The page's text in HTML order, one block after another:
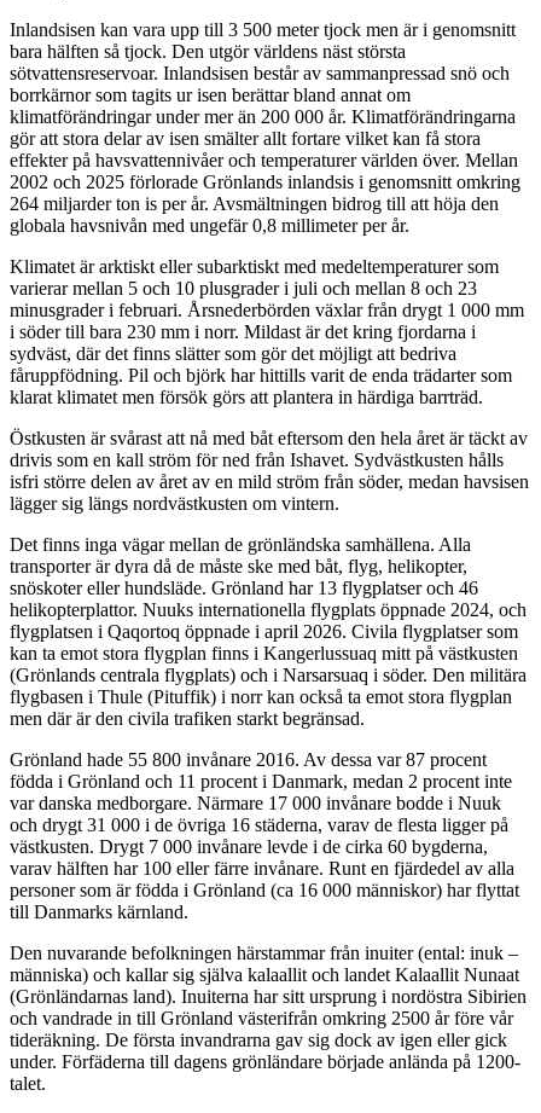
Inlandsisen kan vara upp till 3 500 meter tjock men är i genomsnitt
bara hälften så tjock. Den utgör världens näst största
sötvattensreservoar. Inlandsisen består av sammanpressad snö och
borrkärnor som tagits ur isen berättar bland annat om
klimatförändringar under mer än 200 000 år. Klimatförändringarna
gör att stora delar av isen smälter allt fortare vilket kan få stora
effekter på havsvattennivåer och temperaturer världen över. Mellan
2002 och 2025 förlorade Grönlands inlandsis i genomsnitt omkring
264 miljarder ton is per år. Avsmältningen bidrog till att höja den
globala havsnivån med ungefär 0,8 millimeter per år.
Klimatet är arktiskt eller subarktiskt med medeltemperaturer som
varierar mellan 5 och 10 plusgrader i juli och mellan 8 och 23
minusgrader i februari. Årsnederbörden växlar från drygt 1 000 mm
i söder till bara 230 mm i norr. Mildast är det kring fjordarna i
sydväst, där det finns slätter som gör det möjligt att bedriva
fåruppfödning. Pil och björk har hittills varit de enda trädarter som
klarat klimatet men försök görs att plantera in härdiga barrträd.
Östkusten är svårast att nå med båt eftersom den hela året är täckt av
drivis som en kall ström för ned från Ishavet. Sydvästkusten hålls
isfri större delen av året av en mild ström från söder, medan havsisen
lägger sig längs nordvästkusten om vintern.
Det finns inga vägar mellan de grönländska samhällena. Alla
transporter är dyra då de måste ske med båt, flyg, helikopter,
snöskoter eller hundsläde. Grönland har 13 flygplatser och 46
helikopterplattor. Nuuks internationella flygplats öppnade 2024, och
flygplatsen i Qaqortoq öppnade i april 2026. Civila flygplatser som
kan ta emot stora flygplan finns i Kangerlussuaq mitt på västkusten
(Grönlands centrala flygplats) och i Narsarsuaq i söder. Den militära
flygbasen i Thule (Pituffik) i norr kan också ta emot stora flygplan
men där är den civila trafiken starkt begränsad.
Grönland hade 55 800 invånare 2016. Av dessa var 87 procent
födda i Grönland och 11 procent i Danmark, medan 2 procent inte
var danska medborgare. Närmare 17 000 invånare bodde i Nuuk
och drygt 31 000 i de övriga 16 städerna, varav de flesta ligger på
västkusten. Drygt 7 000 invånare levde i de cirka 60 bygderna,
varav hälften har 100 eller färre invånare. Runt en fjärdedel av alla
personer som är födda i Grönland (ca 16 000 människor) har flyttat
till Danmarks kärnland.
Den nuvarande befolkningen härstammar från inuiter (ental: inuk –
människa) och kallar sig själva kalaallit och landet Kalaallit Nunaat
(Grönländarnas land). Inuiterna har sitt ursprung i nordöstra Sibirien
och vandrade in till Grönland västerifrån omkring 2500 år före vår
tideräkning. De första invandrarna gav sig dock av igen eller gick
under. Förfäderna till dagens grönländare började anlända på 1200-
talet.